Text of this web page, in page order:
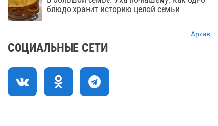
07.08 546
14:44
Астраханские кутилы сменили барные стойки
556
14:09
С 11 августа астраханские водоемы
обеспечат притоком в семь тысяч кубов
13:29
Астраханский аэропорт попробует отбиться
блюдо хранит историю целой семьи
Архив
СОЦИАЛЬНЫЕ СЕТИ